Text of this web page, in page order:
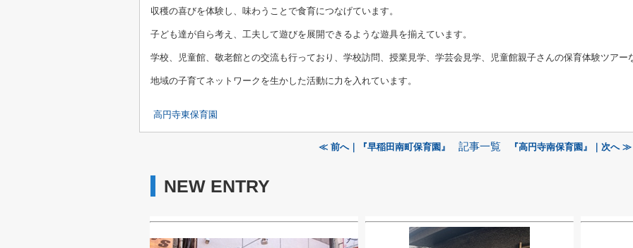
収穫の喜びを体験し、味わうことで食育につなげています。
子ども達が自ら考え、工夫して遊びを展開できるような遊具を揃えています。
学校、児童館、敬老館との交流も行っており、学校訪問、授業見学、学芸会見学、児童館親子さんの保育体験ツアー
地域の子育てネットワークを生かした活動に力を入れています。
高円寺東保育園
≪ 前へ｜『早稲田南町保育園』 記事一覧 『高円寺南保育園』｜次へ ≫
NEW ENTRY